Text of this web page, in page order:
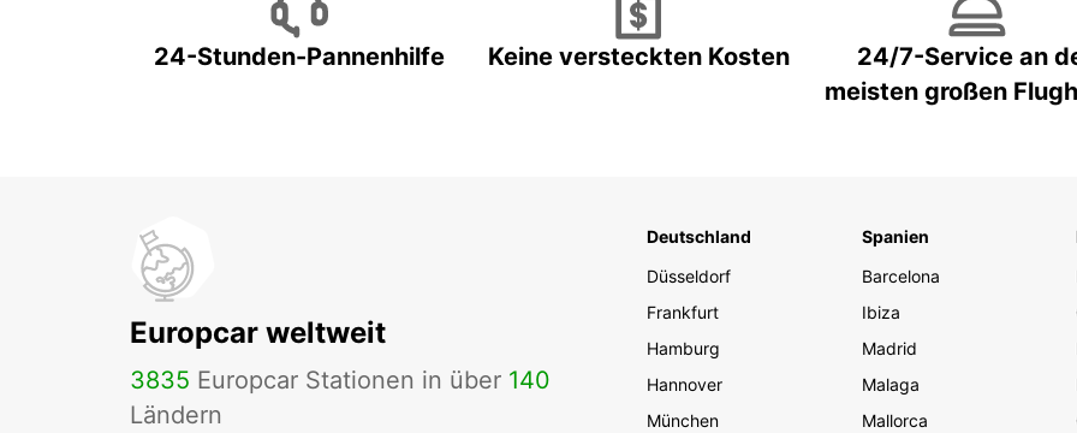
24-Stunden-Pannenhilfe Keine versteckten Kosten
24/7-Service an
meisten großen
Europcar weltweit
3835 Europcar Stationen in über 140
Ländern
Deutschland
Düsseldorf
Frankfurt
Hamburg
Hannover
München
Spanien
Barcelona
Ibiza
Madrid
Malaga
Mallorca